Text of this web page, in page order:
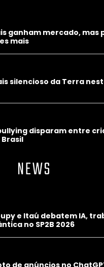
ganham mercado, mas
mais
silencioso da Terra
disparam entre
NEWS
e Itaú debatem IA,
no SP2B 2026
de anúncios no